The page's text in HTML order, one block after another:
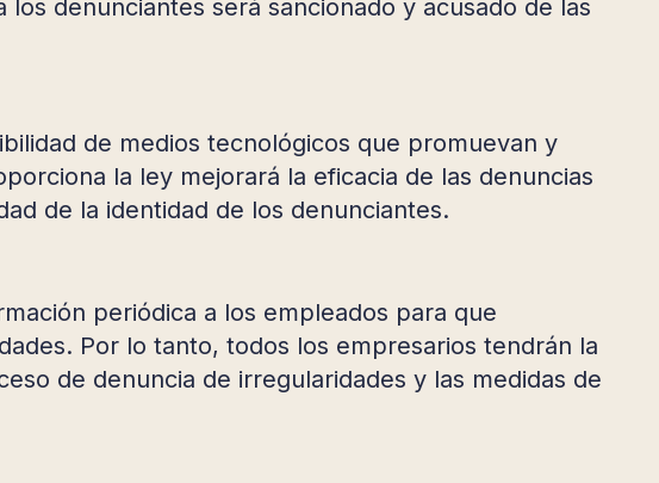
denunciantes será sancionado y acusado de las
de medios tecnológicos que promuevan y
la ley mejorará la eficacia de las denuncias
de la identidad de los denunciantes.
periódica a los empleados para que
Por lo tanto, todos los empresarios tendrán la
de denuncia de irregularidades y las medidas de